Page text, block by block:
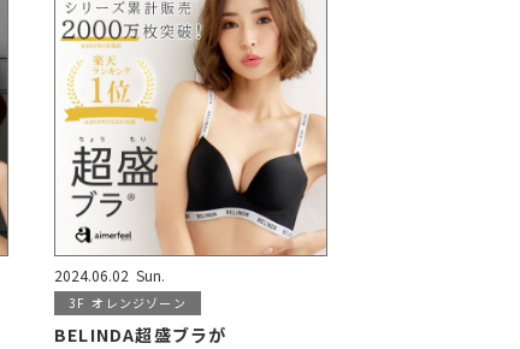
2024.06.02 Sun.
3F オレンジゾーン
BELINDA超盛ブラが